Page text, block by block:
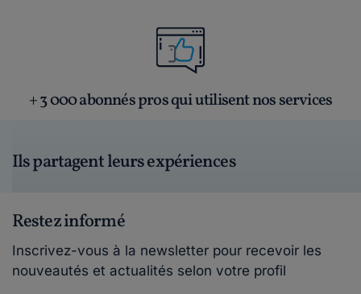
+ 3 000 abonnés pros qui utilisent nos services
Ils partagent leurs expériences
Restez informé
Inscrivez-vous à la newsletter pour recevoir les
nouveautés et actualités selon votre profil